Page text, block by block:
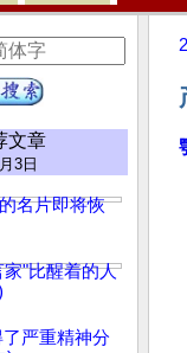
文章
3日
名片即将恢
"比醒着的人
严重精神分